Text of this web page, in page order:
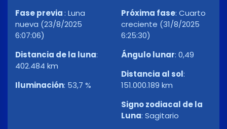
Fase previa: Luna
nueva (23/8/2025
6:07:06)
Distancia de la luna:
402.484 km
Iluminación: 53,7 %
Próxima fase: Cuarto
creciente (31/8/2025
6:25:30)
Ángulo lunar: 0,49
Distancia al sol:
151.000.189 km
Signo zodiacal de la
Luna: Sagitario